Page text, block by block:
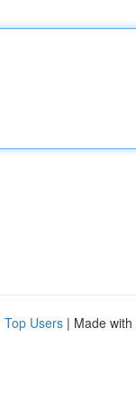
Top Users | Made with